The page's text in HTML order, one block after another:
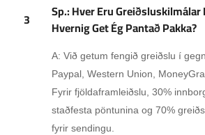
3
Sp.: Hver Eru
Hvernig Get Ég Pantað Pakka?
A: Við getum fengið greiðslu í
Paypal, Western Union,
Fyrir fjöldaframleiðslu, 30%
staðfesta pöntunina og 70%
fyrir sendingu.